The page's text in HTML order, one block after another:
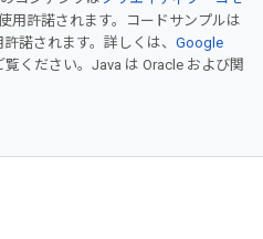
用許諾されます。コードサンプルは
諾されます。詳しくは、 Google
覧ください。Java は Oracle および関